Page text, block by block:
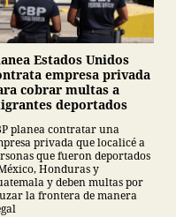
Estados Unidos
empresa privada
cobrar multas a
deportados
planea contratar una
privada que localicé a
que fueron deportados
Honduras y
y deben multas por
la frontera de manera